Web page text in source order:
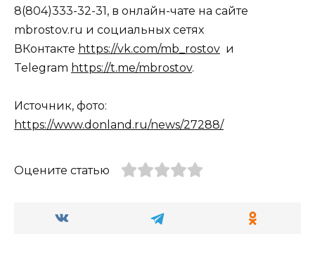
8(804)333-32-31, в онлайн-чате на сайте
mbrostov.ru и социальных сетях
ВКонтакте https://vk.com/mb_rostov и
Telegram https://t.me/mbrostov.
Источник, фото:
https://www.donland.ru/news/27288/
Оцените статью